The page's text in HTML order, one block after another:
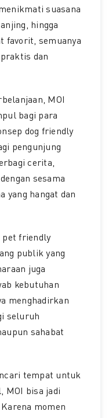
suasana
hingga
favorit, semuanya
dan
MOI
bagi para
dog friendly
pengunjung
cerita,
sesama
yang hangat dan
pet friendly
publik yang
juga
kebutuhan
menghadirkan
seluruh
sahabat
tempat untuk
MOI bisa jadi
momen